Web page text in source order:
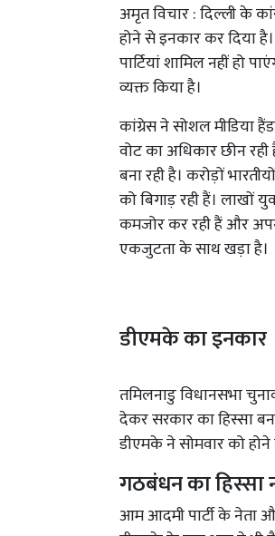
अमृत विचार : दिल्ली के
होने से इनकार कर दिया
पार्टियां शामिल नहीं हो
व्यक्त किया है।
कांग्रेस ने सोशल मीडिया
वोट का अधिकार छीन
बना रही है। करोड़ों
को बिगाड़ रही हैं। लाखों
कमजोर कर रही हैं और
एकजुटता के साथ खड़ा है।
डीएमके का इनकार
तमिलनाडु विधानसभा
देकर सरकार का हिस्सा
डीएमके ने सोमवार को
गठबंधन का
आम आदमी पार्टी के नेता